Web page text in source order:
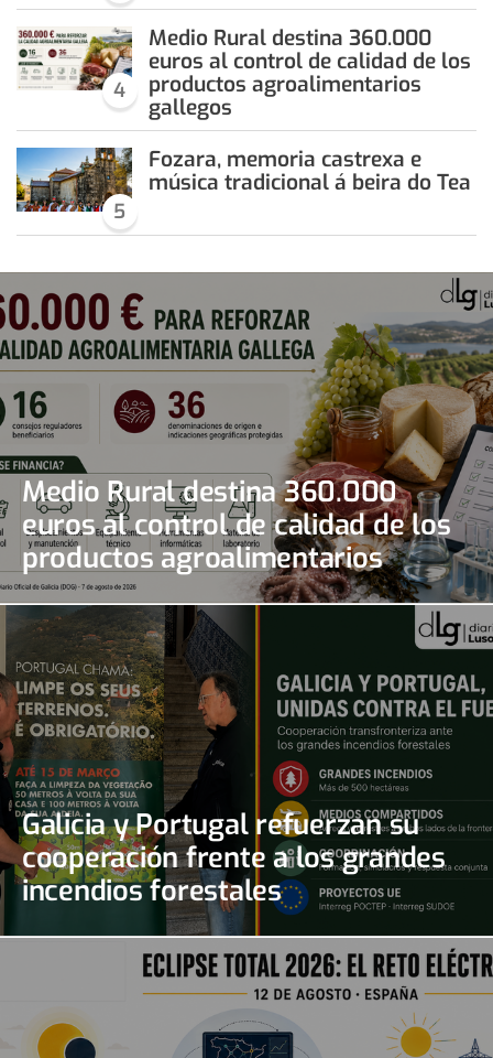
4
Medio Rural destina 360.000
euros al control de calidad de los
productos agroalimentarios
gallegos
5
Fozara, memoria castrexa e
música tradicional á beira do Tea
Medio Rural destina 360.000
euros al control de calidad de los
productos agroalimentarios
gallegos
Galicia y Portugal refuerzan su
cooperación frente a los grandes
incendios forestales